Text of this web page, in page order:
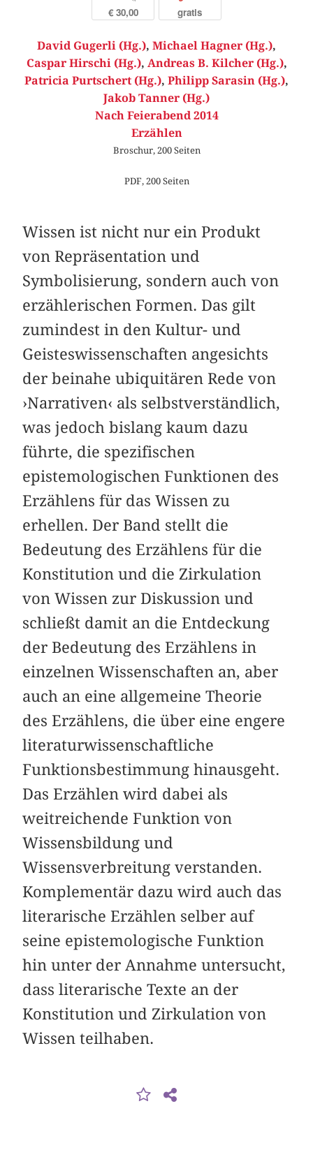
€ 30,00 gratis
David Gugerli (Hg.), Michael Hagner (Hg.),
Caspar Hirschi (Hg.), Andreas B. Kilcher (Hg.),
Patricia Purtschert (Hg.), Philipp Sarasin (Hg.),
Jakob Tanner (Hg.)
Nach Feierabend 2014
Erzählen
Broschur, 200 Seiten
PDF, 200 Seiten
Wissen ist nicht nur ein Produkt
von Repräsentation und
Symbolisierung, sondern auch von
erzählerischen Formen. Das gilt
zumindest in den Kultur- und
Geisteswissenschaften angesichts
der beinahe ubiquitären Rede von
›Narrativen‹ als selbstverständlich,
was jedoch bislang kaum dazu
führte, die spezifischen
epistemologischen Funktionen des
Erzählens für das Wissen zu
erhellen. Der Band stellt die
Bedeutung des Erzählens für die
Konstitution und die Zirkulation
von Wissen zur Diskussion und
schließt damit an die Entdeckung
der Bedeutung des Erzählens in
einzelnen Wissenschaften an, aber
auch an eine allgemeine Theorie
des Erzählens, die über eine engere
literaturwissenschaftliche
Funktionsbestimmung hinausgeht.
Das Erzählen wird dabei als
weitreichende Funktion von
Wissensbildung und
Wissensverbreitung verstanden.
Komplementär dazu wird auch das
literarische Erzählen selber auf
seine epistemologische Funktion
hin unter der Annahme untersucht,
dass literarische Texte an der
Konstitution und Zirkulation von
Wissen teilhaben.